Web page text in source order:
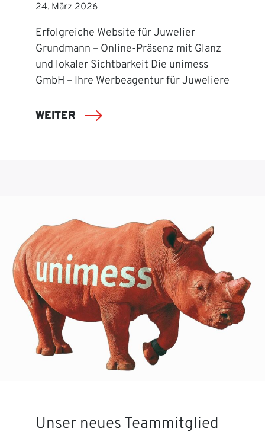
24. März 2026
Erfolgreiche Website für Juwelier
Grundmann – Online-Präsenz mit Glanz
und lokaler Sichtbarkeit Die unimess
GmbH – Ihre Werbeagentur für Juweliere
WEITER
Unser neues Teammitglied